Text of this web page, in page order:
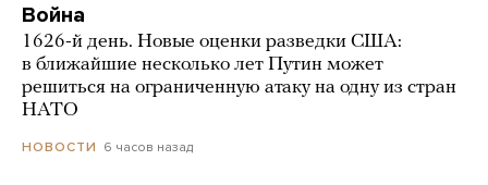
Война
1626-й день. Новые оценки разведки США:
в ближайшие несколько лет Путин может
решиться на ограниченную атаку на одну из стран
НАТО
НОВОСТИ 6 часов назад